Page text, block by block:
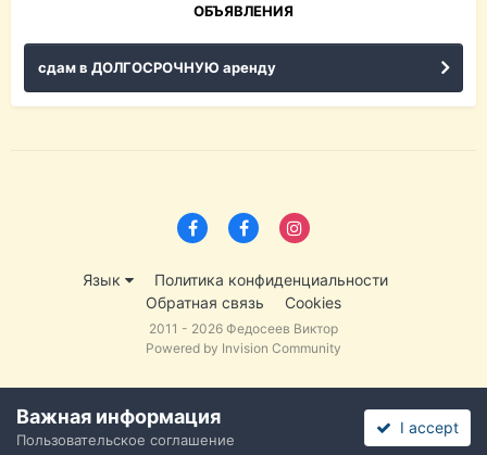
ОБЪЯВЛЕНИЯ
сдам в ДОЛГОСРОЧНУЮ аренду
Язык
Политика конфиденциальности
Обратная связь
Cookies
2011 - 2026 Федосеев Виктор
Powered by Invision Community
Важная информация
Пользовательское соглашение
I accept